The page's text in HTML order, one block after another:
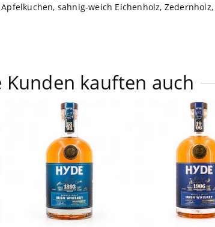
sahnig-weich Eichenholz,
Kunden kauften auch